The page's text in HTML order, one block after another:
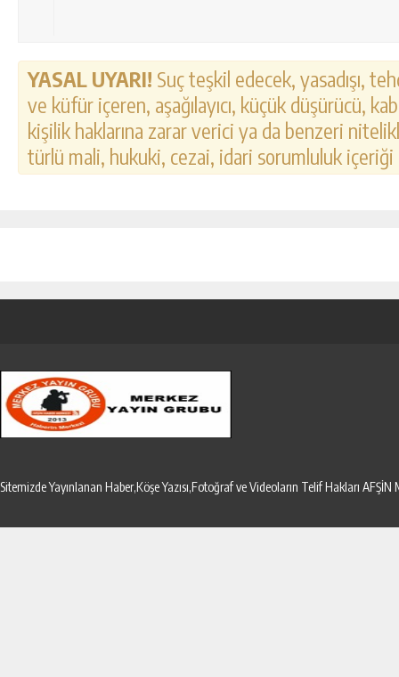
YASAL UYARI! Suç teşkil edecek, yasadışı,
ve küfür içeren, aşağılayıcı, küçük düşürücü,
kişilik haklarına zarar verici ya da benzeri
türlü mali, hukuki, cezai, idari sorumluluk
Sitemizde Yayınlanan Haber,Köşe Yazısı,Fotoğraf ve Videoların Telif Hakları